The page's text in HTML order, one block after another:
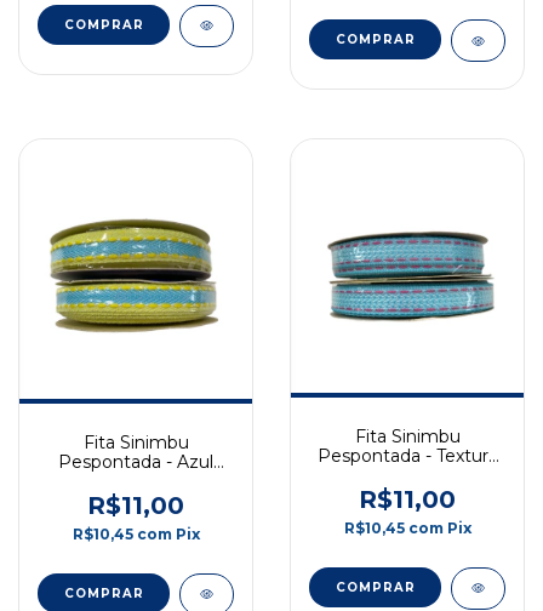
Fita Sinimbu
Pespontada - Azul
Amarela - 10mm -
10m - COD: 1814/10-
04
R$11,00
R$10,45 com Pix
Fita Sinimbu
Pespontada - Textura
10mm - 10m - COD:
1809/10-04
R$11,00
R$10,45 com Pix